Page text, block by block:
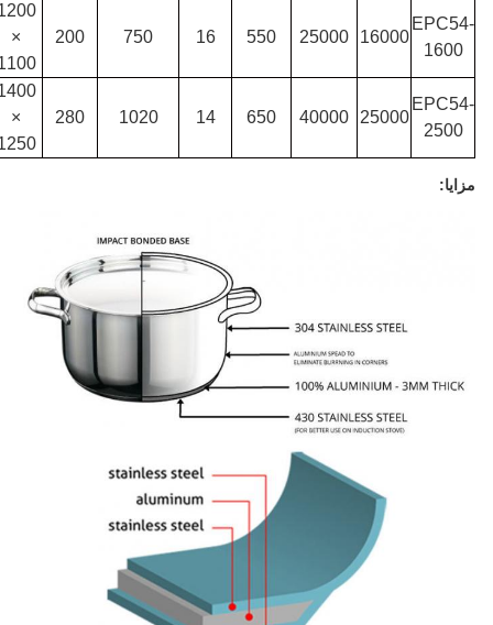
EPC54-
1600
16000
25000
550
16
750
200
1200
1100
EPC54-
2500
25000
40000
650
14
1020
280
1400
1250
مزايا: